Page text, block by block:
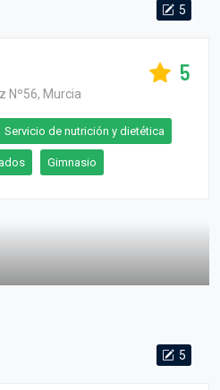
5
Nº56, Murcia
5
Servicio de nutrición y dietética
Gimnasio
5